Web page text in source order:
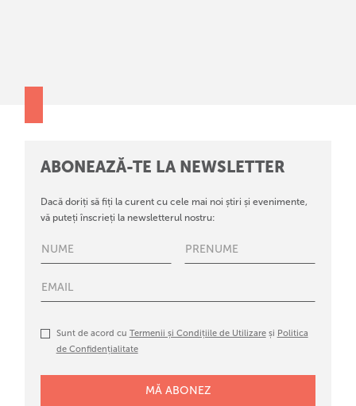
ABONEAZĂ-TE LA NEWSLETTER
Dacă doriți să fiți la curent cu cele mai noi știri și evenimente,
vă puteți înscrieți la newsletterul nostru:
Sunt de acord cu Termenii și Condițiile de Utilizareși Politica
de Confidențialitate